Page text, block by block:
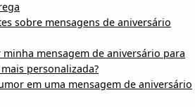
sobre mensagens de aniversário
mensagem de aniversário para
personalizada?
em uma mensagem de aniversário